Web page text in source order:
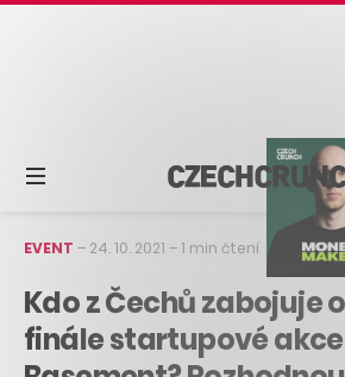
EVENT – 24. 10. 2021 –1 min čtení
Kdo z Čechů zabojuje
finále startupové akce